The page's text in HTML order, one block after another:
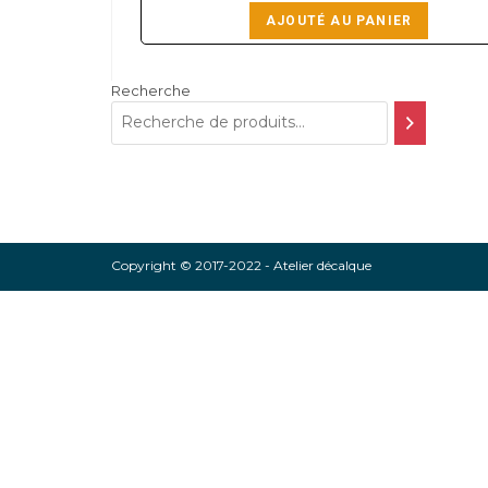
AJOUTÉ AU PANIER
Recherche
Copyright © 2017-2022 - Atelier décalque